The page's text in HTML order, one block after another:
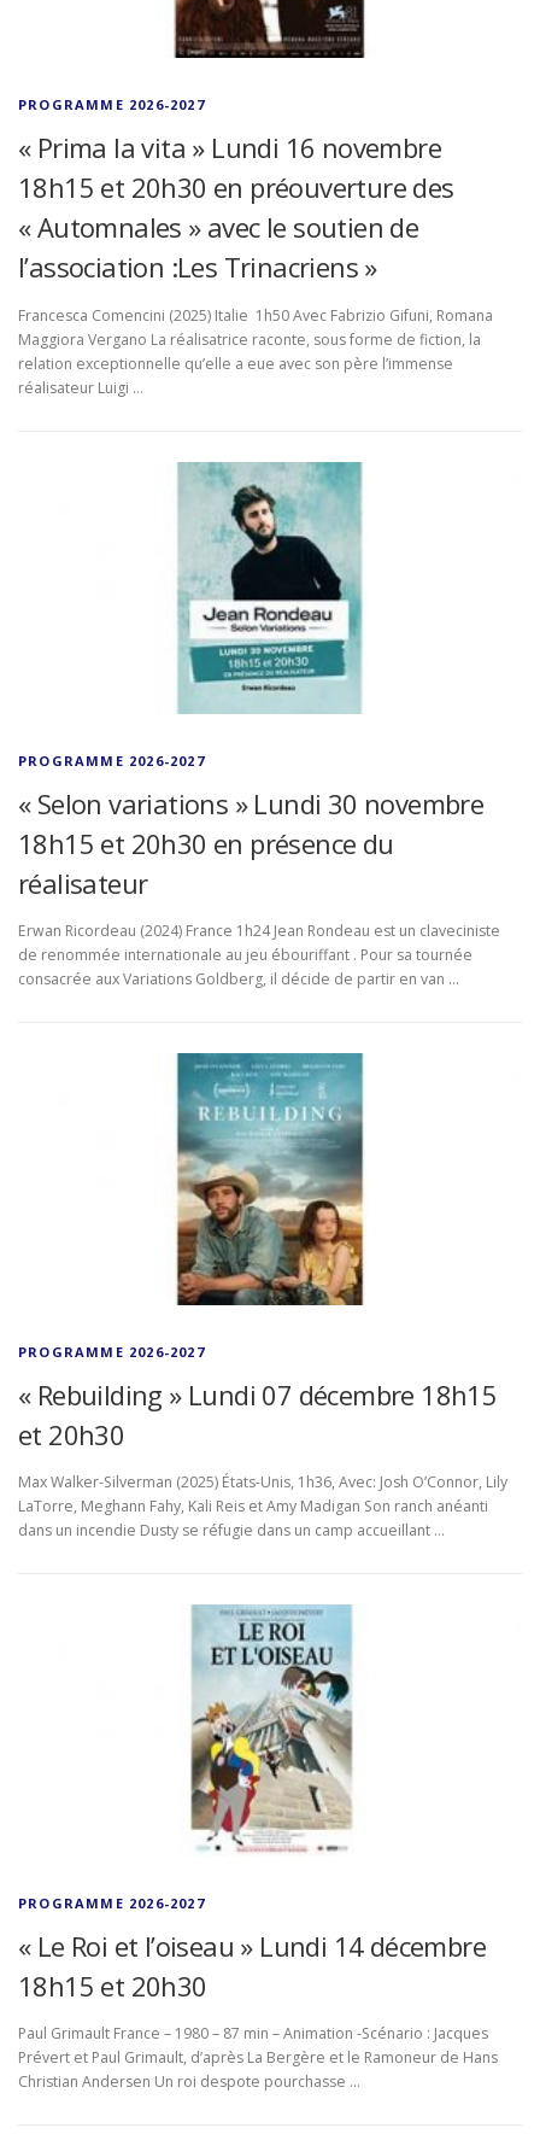
PROGRAMME 2026-2027
« Prima la vita » Lundi 16 novembre
18h15 et 20h30 en préouverture des
« Automnales » avec le soutien de
l’association :Les Trinacriens »
Francesca Comencini (2025) Italie 1h50 Avec Fabrizio Gifuni, Romana
Maggiora Vergano La réalisatrice raconte, sous forme de fiction, la
relation exceptionnelle qu’elle a eue avec son père l’immense
réalisateur Luigi …
PROGRAMME 2026-2027
« Selon variations » Lundi 30 novembre
18h15 et 20h30 en présence du
réalisateur
Erwan Ricordeau (2024) France 1h24 Jean Rondeau est un claveciniste
de renommée internationale au jeu ébouriffant . Pour sa tournée
consacrée aux Variations Goldberg, il décide de partir en van …
PROGRAMME 2026-2027
« Rebuilding » Lundi 07 décembre 18h15
et 20h30
Max Walker-Silverman (2025) États-Unis, 1h36, Avec: Josh O’Connor, Lily
LaTorre, Meghann Fahy, Kali Reis et Amy Madigan Son ranch anéanti
dans un incendie Dusty se réfugie dans un camp accueillant …
PROGRAMME 2026-2027
« Le Roi et l’oiseau » Lundi 14 décembre
18h15 et 20h30
Paul Grimault France – 1980 – 87 min – Animation -Scénario : Jacques
Prévert et Paul Grimault, d’après La Bergère et le Ramoneur de Hans
Christian Andersen Un roi despote pourchasse …